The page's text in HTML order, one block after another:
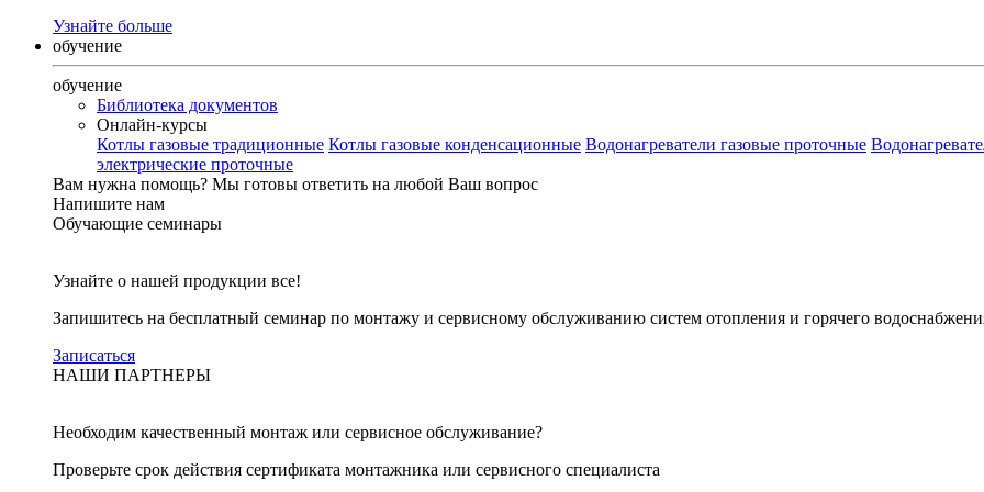
Узнайте больше
обучение
обучение
Библиотека документов
Онлайн-курсы
Котлы газовые традиционные Котлы газовые конденсационные Водонагреватели газовые проточные
электрические проточные
Вам нужна помощь? Мы готовы ответить на любой Ваш вопрос
Напишите нам
Обучающие семинары
Узнайте о нашей продукции все!
Запишитесь на бесплатный семинар по монтажу и сервисному обслуживанию систем отопления и горячего
Записаться
НАШИ ПАРТНЕРЫ
Необходим качественный монтаж или сервисное обслуживание?
Проверьте срок действия сертификата монтажника или сервисного специалиста